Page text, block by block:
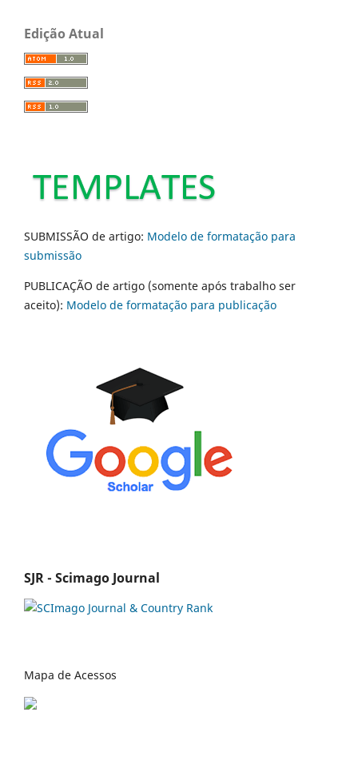
Edição Atual
SUBMISSÃO de artigo: Modelo de formatação para
submissão
PUBLICAÇÃO de artigo (somente após trabalho ser
aceito): Modelo de formatação para publicação
SJR - Scimago Journal
Mapa de Acessos